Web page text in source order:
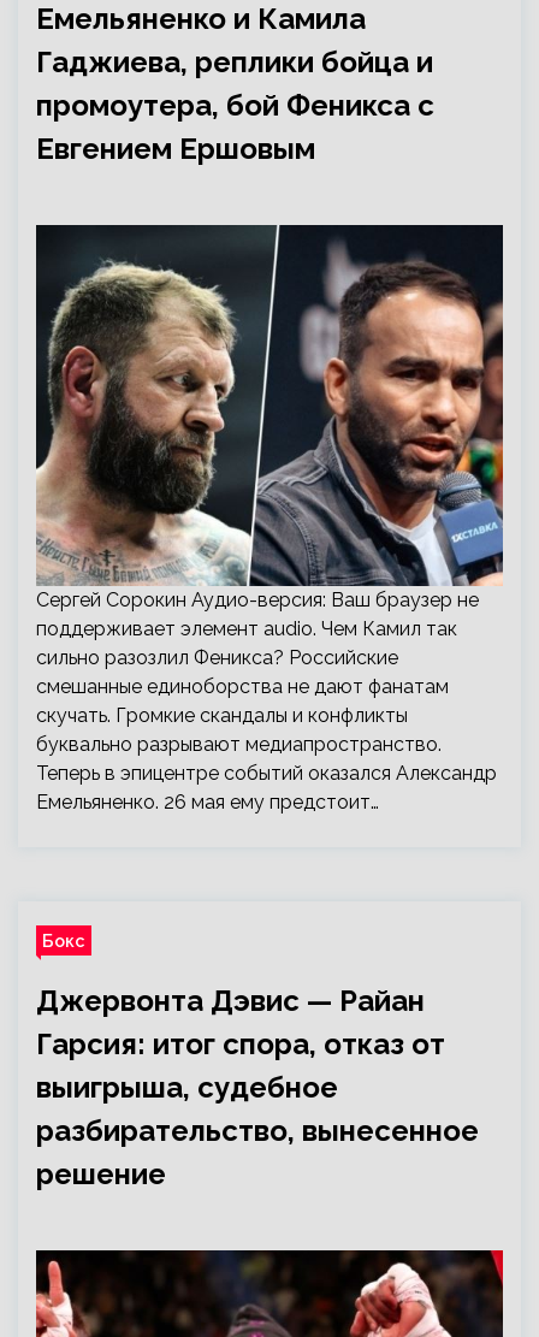
Емельяненко и Камила
Гаджиева, реплики бойца и
промоутера, бой Феникса с
Евгением Ершовым
Сергей Сорокин Аудио-версия: Ваш браузер не
поддерживает элемент audio. Чем Камил так
сильно разозлил Феникса? Российские
смешанные единоборства не дают фанатам
скучать. Громкие скандалы и конфликты
буквально разрывают медиапространство.
Теперь в эпицентре событий оказался Александр
Емельяненко. 26 мая ему предстоит…
Бокс
Джервонта Дэвис — Райан
Гарсия: итог спора, отказ от
выигрыша, судебное
разбирательство, вынесенное
решение